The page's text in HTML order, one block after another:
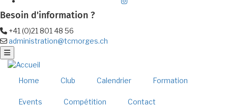
Besoin d'information ?
Téléphone
+41 (0)21 801 48 56
Email
administration@tcmorges.ch
Home Club Calendrier Formation
Events Compétition Contact